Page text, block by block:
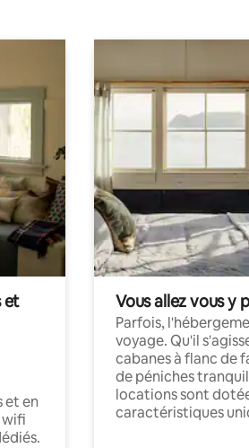
et
et en
Vous allez vous y
Parfois,
voyage. Qu'il
cabanes à flanc de
de péniches
locations sont
caractéristiques